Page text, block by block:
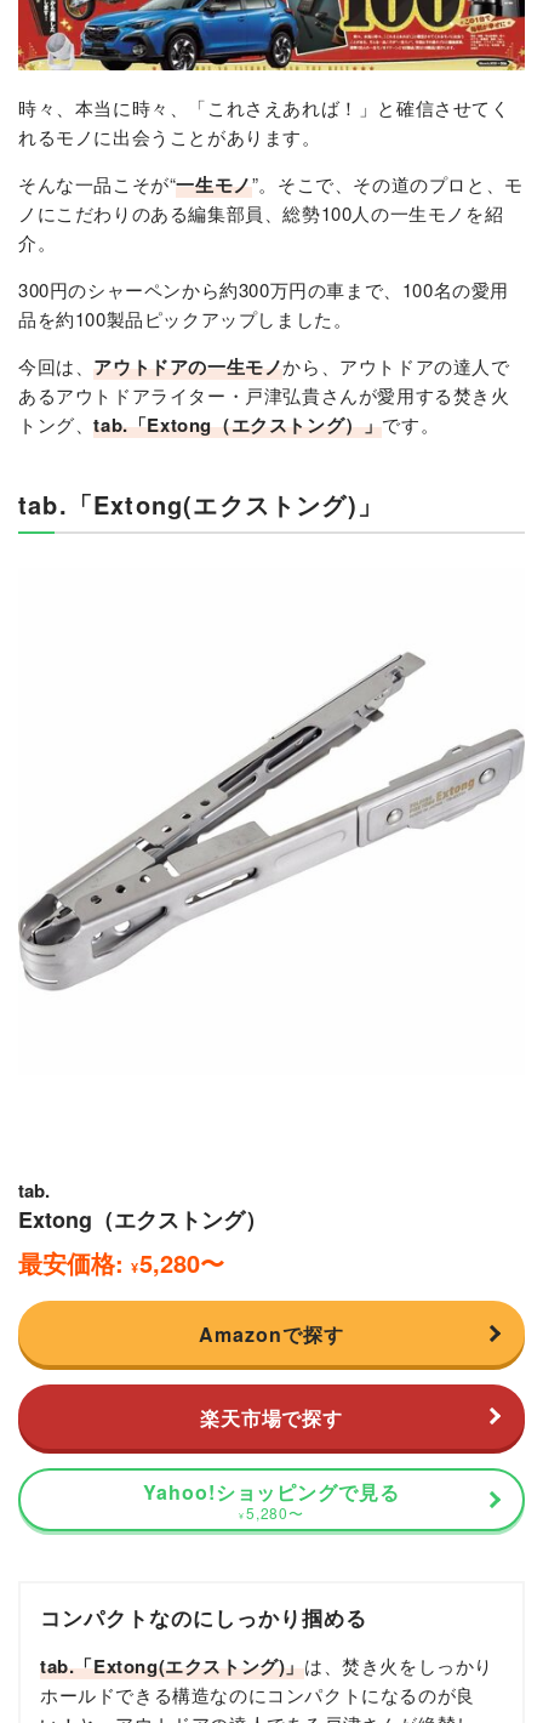
時々、本当に時々、「これさえあれば！」と確信させてく
れるモノに出会うことがあります。
そんな一品こそが“一生モノ”。そこで、その道のプロと、モ
ノにこだわりのある編集部員、総勢100人の一生モノを紹
介。
300円のシャーペンから約300万円の車まで、100名の愛用
品を約100製品ピックアップしました。
今回は、アウトドアの一生モノから、アウトドアの達人で
あるアウトドアライター・戸津弘貴さんが愛用する焚き火
トング、tab.「Extong（エクストング）」です。
tab.「Extong(エクストング)」
tab.
Extong（エクストング）
最安価格: ¥5,280〜
Amazonで探す
楽天市場で探す
Yahoo!ショッピングで見る
¥ 5,280〜
コンパクトなのにしっかり掴める
tab.「Extong(エクストング)」は、焚き火をしっかり
ホールドできる構造なのにコンパクトになるのが良